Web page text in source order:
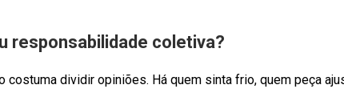
responsabilidade coletiva?
dividir opiniões. Há quem sinta frio, quem peça